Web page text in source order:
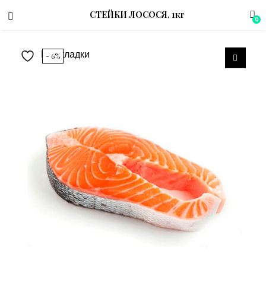
(Магазин)
СТЕЙКИ ЛОСОСЯ, 1кг 0
- 6%
В закладки